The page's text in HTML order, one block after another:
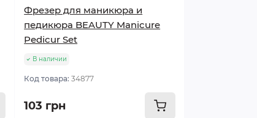
Фрезер для маникюра и
педикюра BEAUTY Manicure
Pedicur Set
В наличии
Код товара:34877
103 грн